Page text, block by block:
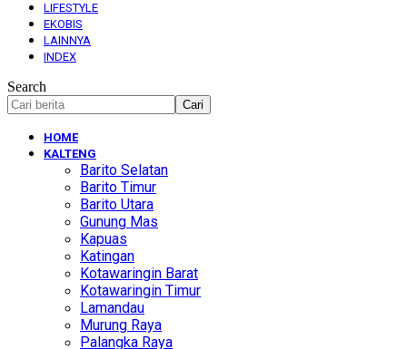
LIFESTYLE
EKOBIS
LAINNYA
INDEX
Search
HOME
KALTENG
Barito Selatan
Barito Timur
Barito Utara
Gunung Mas
Kapuas
Katingan
Kotawaringin Barat
Kotawaringin Timur
Lamandau
Murung Raya
Palangka Raya